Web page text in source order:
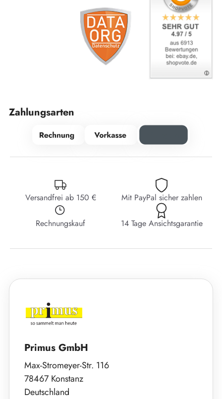
Zahlungsarten
Versandfrei ab 150 € Mit PayPal sicher zahlen
Rechnungskauf 14 Tage Ansichtsgarantie
Primus GmbH
Max-Stromeyer-Str. 116
78467 Konstanz
Deutschland